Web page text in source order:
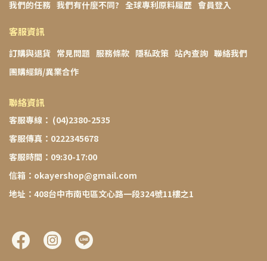
我們的任務 我們有什麼不同? 全球專利原料履歷 會員登入
客服資訊
訂購與退貨 常見問題 服務條款 隱私政策 站內查詢 聯絡我們
團購經銷/異業合作
聯絡資訊
客服專線： (04)2380-2535
客服傳真：0222345678
客服時間：09:30-17:00
信箱：okayershop@gmail.com
地址：408台中市南屯區文心路一段324號11樓之1